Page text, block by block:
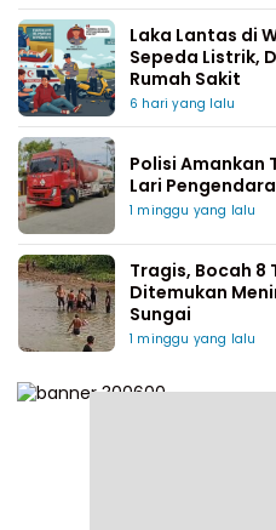
Laka Lantas di
Sepeda Listrik,
Rumah Sakit
6 hari yang lalu
Polisi Amankan
Lari
1 minggu yang lalu
Tragis, Bocah 8
Ditemukan
Sungai
1 minggu yang lalu